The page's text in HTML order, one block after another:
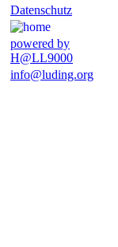
Datenschutz
powered by
H@LL9000
info@luding.org